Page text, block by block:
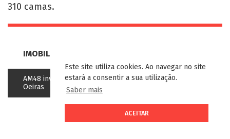
Este site utiliza cookies. Ao navegar no site
estará a consentir a sua utilização.
Saber mais
ACEITAR
310 camas.
IMOBILIÁRIO
AM48 investe 25 milhões em projeto residencial em
Oeiras